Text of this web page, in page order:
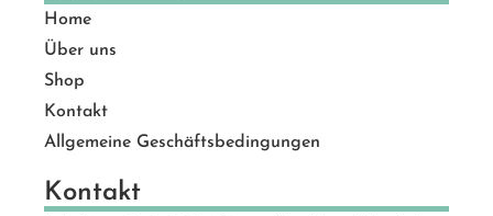
Home
Über uns
Shop
Kontakt
Allgemeine Geschäftsbedingungen
Kontakt